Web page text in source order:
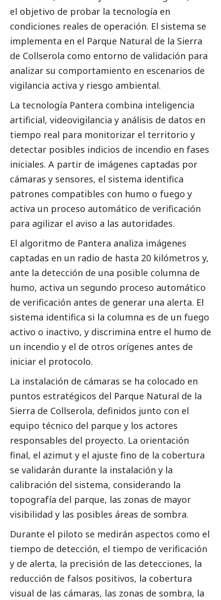
el objetivo de probar la tecnología en
condiciones reales de operación. El sistema se
implementa en el Parque Natural de la Sierra
de Collserola como entorno de validación para
analizar su comportamiento en escenarios de
vigilancia activa y riesgo ambiental.
La tecnología Pantera combina inteligencia
artificial, videovigilancia y análisis de datos en
tiempo real para monitorizar el territorio y
detectar posibles indicios de incendio en fases
iniciales. A partir de imágenes captadas por
cámaras y sensores, el sistema identifica
patrones compatibles con humo o fuego y
activa un proceso automático de verificación
para agilizar el aviso a las autoridades.
El algoritmo de Pantera analiza imágenes
captadas en un radio de hasta 20 kilómetros y,
ante la detección de una posible columna de
humo, activa un segundo proceso automático
de verificación antes de generar una alerta. El
sistema identifica si la columna es de un fuego
activo o inactivo, y discrimina entre el humo de
un incendio y el de otros orígenes antes de
iniciar el protocolo.
La instalación de cámaras se ha colocado en
puntos estratégicos del Parque Natural de la
Sierra de Collserola, definidos junto con el
equipo técnico del parque y los actores
responsables del proyecto. La orientación
final, el azimut y el ajuste fino de la cobertura
se validarán durante la instalación y la
calibración del sistema, considerando la
topografía del parque, las zonas de mayor
visibilidad y las posibles áreas de sombra.
Durante el piloto se medirán aspectos como el
tiempo de detección, el tiempo de verificación
y de alerta, la precisión de las detecciones, la
reducción de falsos positivos, la cobertura
visual de las cámaras, las zonas de sombra, la